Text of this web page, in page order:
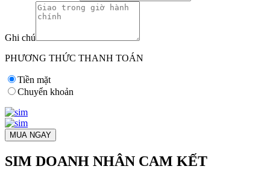
Ghi chú
PHƯƠNG THỨC THANH TOÁN
Tiền mặt
Chuyển khoản
MUA NGAY
SIM DOANH NHÂN CAM KẾT